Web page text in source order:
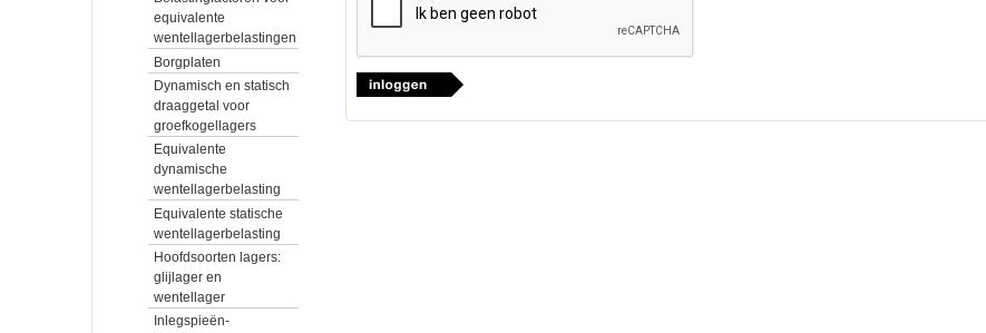
equivalente
wentellagerbelastingen
Borgplaten
Dynamisch en statisch
draaggetal voor
groefkogellagers
Equivalente
dynamische
wentellagerbelasting
Equivalente statische
wentellagerbelasting
Hoofdsoorten lagers:
glijlager en
wentellager
Inlegspieën-